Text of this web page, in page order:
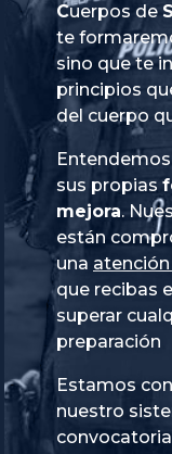
Cuerpos de
te
sino que te
principios
del cuerpo
sus propias
mejora.
están
una
que recibas
superar
preparación
Estamos
nuestro